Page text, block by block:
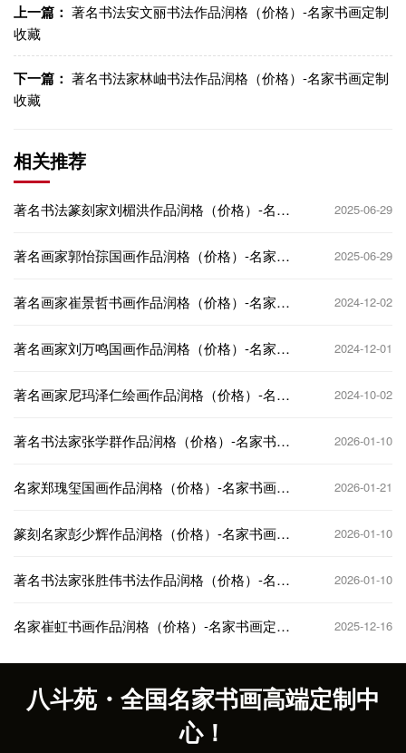
上一篇： 著名书法安文丽书法作品润格（价格）-名家书画定制
收藏
下一篇： 著名书法家林岫书法作品润格（价格）-名家书画定制
收藏
相关推荐
著名书法篆刻家刘楣洪作品润格（价格）-名家
2025-06-29
著名画家郭怡孮国画作品润格（价格）-名家书
2025-06-29
著名画家崔景哲书画作品润格（价格）-名家书
2024-12-02
著名画家刘万鸣国画作品润格（价格）-名家书
2024-12-01
著名画家尼玛泽仁绘画作品润格（价格）-名家
2024-10-02
著名书法家张学群作品润格（价格）-名家书画
2026-01-10
名家郑瑰玺国画作品润格（价格）-名家书画定
2026-01-21
篆刻名家彭少辉作品润格（价格）-名家书画定
2026-01-10
著名书法家张胜伟书法作品润格（价格）-名家
2026-01-10
名家崔虹书画作品润格（价格）-名家书画定制
2025-12-16
八斗苑・全国名家书画高端定制中
心！